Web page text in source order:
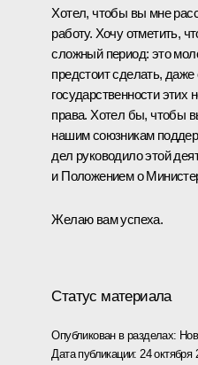
Хотел, чтобы вы мне
работу. Хочу отметить,
сложный период: это
предстоит сделать, даже
государственности
права. Хотел бы, чтобы
нашим союзникам
дел руководило этой
и Положением о
Желаю вам успеха.
Статус материала
Опубликован в разделах:
Дата публикации: 24 октября